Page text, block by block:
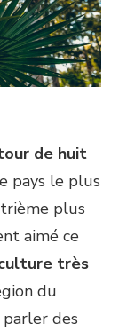
de huit
pays le plus
plus
aimé ce
très
du
parler des